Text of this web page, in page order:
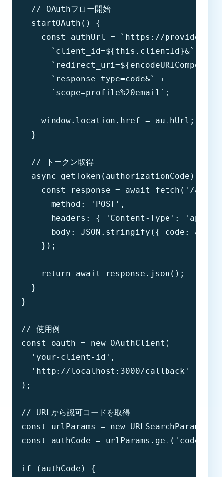
  // OAuthフロー開始
  startOAuth() {
const authUrl = `https://
      `client_id=${this.clientId}&` +
      `response_type=code&` +
      `scope=profile%20email`;
    window.location.href = authUrl;
  }
  // トークン取得
  async getToken(authorizationCode) {
const response = await fetch('/api/
      method: 'POST',
headers: { 'Content-Type':
body: JSON.stringify({ code:
    });
    return await response.json();
  }
}
// 使用例
const oauth = new OAuthClient(
  'your-client-id',
  'http://localhost:3000/callback'
);
// URLから認可コードを取得
const urlParams = new
const authCode = urlParams.get('code');
if (authCode) {